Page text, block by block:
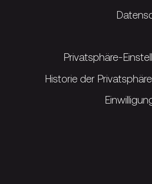
Privatsphäre-
Historie der